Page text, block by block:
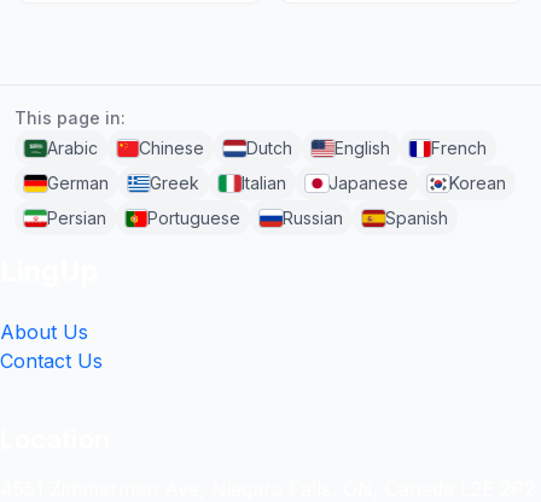
This page in:
Arabic
Chinese Dutch English
French
German
Greek Italian Japanese
Korean
Persian
Portuguese Russian Spanish
About Us
Contact Us